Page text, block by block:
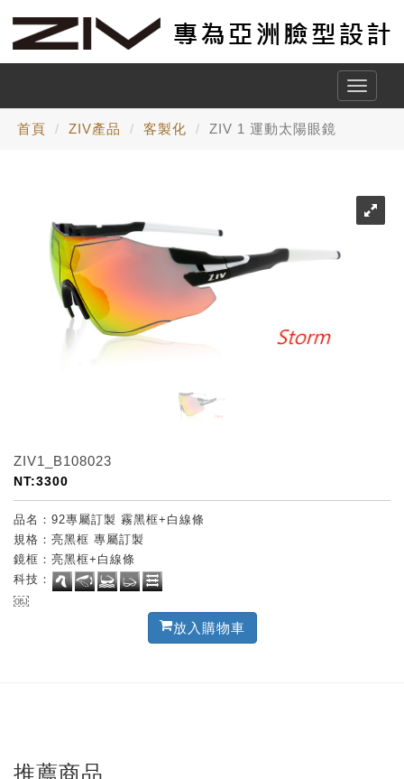
Toggle
首頁 ZIV產品 客製化 ZIV 1 運動太陽眼鏡
ZIV1_B108023
NT:3300
品名：92專屬訂製 霧黑框+白線條
規格：亮黑框 專屬訂製
鏡框：亮黑框+白線條
科技：
￼
放入購物車
推薦商品